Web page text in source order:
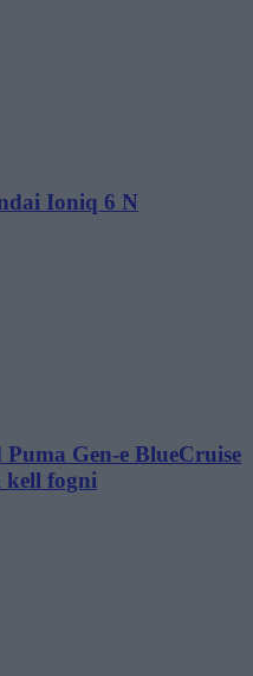
Ioniq 6 N
Gen-e BlueCruise
kell fogni